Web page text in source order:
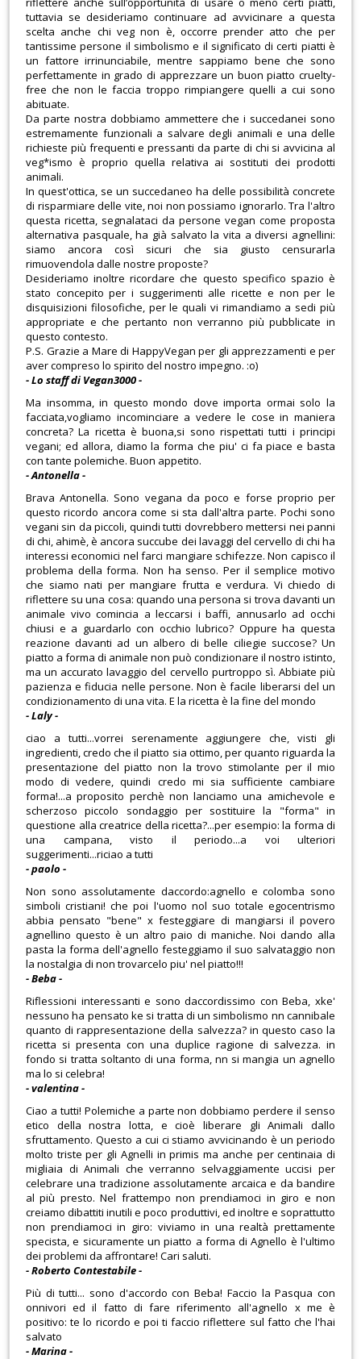
tuttavia se desideriamo continuare ad avvicinare a questa
scelta anche chi veg non è, occorre prender atto che per
tantissime persone il simbolismo e il significato di certi piatti è
un fattore irrinunciabile, mentre sappiamo bene che sono
perfettamente in grado di apprezzare un buon piatto cruelty-
free che non le faccia troppo rimpiangere quelli a cui sono
abituate.
Da parte nostra dobbiamo ammettere che i succedanei sono
estremamente funzionali a salvare degli animali e una delle
richieste più frequenti e pressanti da parte di chi si avvicina al
veg*ismo è proprio quella relativa ai sostituti dei prodotti
animali.
In quest'ottica, se un succedaneo ha delle possibilità concrete
di risparmiare delle vite, noi non possiamo ignorarlo. Tra l'altro
questa ricetta, segnalataci da persone vegan come proposta
alternativa pasquale, ha già salvato la vita a diversi agnellini:
siamo ancora così sicuri che sia giusto censurarla
rimuovendola dalle nostre proposte?
Desideriamo inoltre ricordare che questo specifico spazio è
stato concepito per i suggerimenti alle ricette e non per le
disquisizioni filosofiche, per le quali vi rimandiamo a sedi più
appropriate e che pertanto non verranno più pubblicate in
questo contesto.
P.S. Grazie a Mare di HappyVegan per gli apprezzamenti e per
aver compreso lo spirito del nostro impegno. :o)
- Lo staff di Vegan3000 -
Ma insomma, in questo mondo dove importa ormai solo la
facciata,vogliamo incominciare a vedere le cose in maniera
concreta? La ricetta è buona,si sono rispettati tutti i principi
vegani; ed allora, diamo la forma che piu' ci fa piace e basta
con tante polemiche. Buon appetito.
- Antonella -
Brava Antonella. Sono vegana da poco e forse proprio per
questo ricordo ancora come si sta dall'altra parte. Pochi sono
vegani sin da piccoli, quindi tutti dovrebbero mettersi nei panni
di chi, ahimè, è ancora succube dei lavaggi del cervello di chi ha
interessi economici nel farci mangiare schifezze. Non capisco il
problema della forma. Non ha senso. Per il semplice motivo
che siamo nati per mangiare frutta e verdura. Vi chiedo di
riflettere su una cosa: quando una persona si trova davanti un
animale vivo comincia a leccarsi i baffi, annusarlo ad occhi
chiusi e a guardarlo con occhio lubrico? Oppure ha questa
reazione davanti ad un albero di belle ciliegie succose? Un
piatto a forma di animale non può condizionare il nostro istinto,
ma un accurato lavaggio del cervello purtroppo sì. Abbiate più
pazienza e fiducia nelle persone. Non è facile liberarsi del un
condizionamento di una vita. E la ricetta è la fine del mondo
- Laly -
ciao a tutti...vorrei serenamente aggiungere che, visti gli
ingredienti, credo che il piatto sia ottimo, per quanto riguarda la
presentazione del piatto non la trovo stimolante per il mio
modo di vedere, quindi credo mi sia sufficiente cambiare
forma!...a proposito perchè non lanciamo una amichevole e
scherzoso piccolo sondaggio per sostituire la "forma" in
questione alla creatrice della ricetta?...per esempio: la forma di
una campana, visto il periodo...a voi ulteriori
suggerimenti...riciao a tutti
- paolo -
Non sono assolutamente daccordo:agnello e colomba sono
simboli cristiani! che poi l'uomo nol suo totale egocentrismo
abbia pensato "bene" x festeggiare di mangiarsi il povero
agnellino questo è un altro paio di maniche. Noi dando alla
pasta la forma dell'agnello festeggiamo il suo salvataggio non
la nostalgia di non trovarcelo piu' nel piatto!!!
- Beba -
Riflessioni interessanti e sono daccordissimo con Beba, xke'
nessuno ha pensato ke si tratta di un simbolismo nn cannibale
quanto di rappresentazione della salvezza? in questo caso la
ricetta si presenta con una duplice ragione di salvezza. in
fondo si tratta soltanto di una forma, nn si mangia un agnello
ma lo si celebra!
- valentina -
Ciao a tutti! Polemiche a parte non dobbiamo perdere il senso
etico della nostra lotta, e cioè liberare gli Animali dallo
sfruttamento. Questo a cui ci stiamo avvicinando è un periodo
molto triste per gli Agnelli in primis ma anche per centinaia di
migliaia di Animali che verranno selvaggiamente uccisi per
celebrare una tradizione assolutamente arcaica e da bandire
al più presto. Nel frattempo non prendiamoci in giro e non
creiamo dibattiti inutili e poco produttivi, ed inoltre e soprattutto
non prendiamoci in giro: viviamo in una realtà prettamente
specista, e sicuramente un piatto a forma di Agnello è l'ultimo
dei problemi da affrontare! Cari saluti.
- Roberto Contestabile -
Più di tutti... sono d'accordo con Beba! Faccio la Pasqua con
onnivori ed il fatto di fare riferimento all'agnello x me è
positivo: te lo ricordo e poi ti faccio riflettere sul fatto che l'hai
salvato
- Marina -